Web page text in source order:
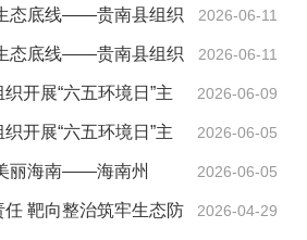
2026-06-11
态底线——贵南县组织
改工作调度会 2026-06-11
态底线——贵南县组织
改工作调度会 2026-06-09
开展“六五环境日”主
2026-06-05
开展“六五环境日”主
2026-06-05
丽海南——海南州
列宣传活动在贵南圆满举办2026-04-29
任 靶向整治筑牢生态防